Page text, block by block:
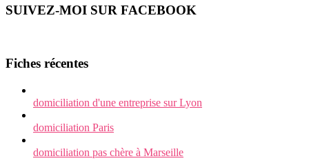
SUIVEZ-MOI SUR FACEBOOK
Fiches récentes
domiciliation d'une entreprise sur Lyon
domiciliation Paris
domiciliation pas chère à Marseille